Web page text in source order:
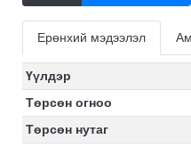
Ерөнхий мэдээлэл
Үүлдэр
Төрсөн огноо
Төрсөн нутаг